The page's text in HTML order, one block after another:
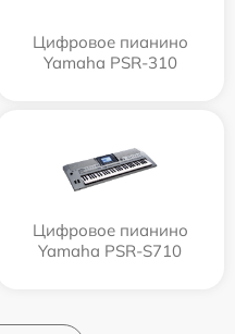
Цифровое пианино
Yamaha PSR-310
Цифровое пианино
Yamaha PSR-S710